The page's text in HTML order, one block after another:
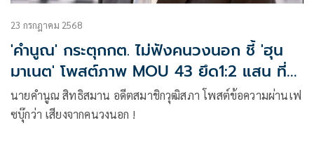
23 กรกฎาคม 2568
'คำนูณ' กระตุกกต. ไม่ฟังคนวงนอก ชี้ 'ฮุน
มาเนต' โพสต์ภาพ MOU 43 ยึด1:2 แสน ที่
ไทยถูกข่มขืน
นายคำนูณ สิทธิสมาน อดีตสมาชิกวุฒิสภา โพสต์ข้อความผ่านเฟ
ซบุ๊กว่า เสียงจากคนวงนอก !